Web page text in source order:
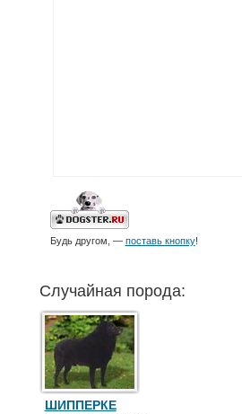
Будь другом, — поставь кнопку!
Случайная порода:
ШИППЕРКЕ